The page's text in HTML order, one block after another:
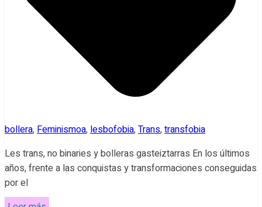
bollera,Feminismoa,lesbofobia,Trans,transfobia
Les trans, no binaries y bolleras gasteiztarras En los últimos
años, frente a las conquistas y transformaciones conseguidas
por el